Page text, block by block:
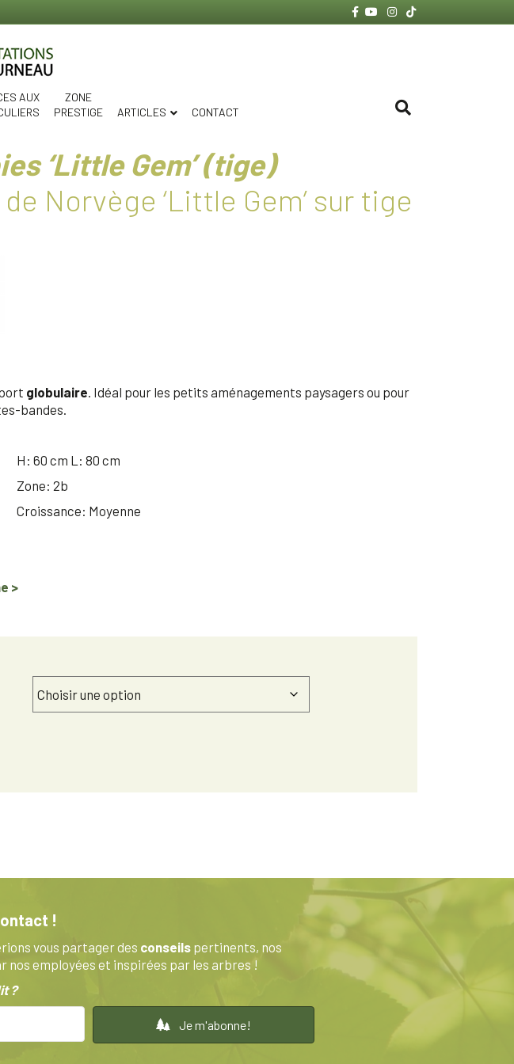
Facebook
YoutubeInstagram
Tiktok
AUX
ZONE
PRESTIGE
ARTICLES CONTACT
‘Little Gem’ (tige)
Norvège ‘Little Gem’ sur tige
globulaire. Idéal pour les petits aménagements paysagers ou pour
bandes.
H: 60 cm L: 80 cm
Zone: 2b
Croissance: Moyenne
>
!
vous partager des conseils pertinents, nos
nos employées et inspirées par les arbres !
?
Je m'abonne!